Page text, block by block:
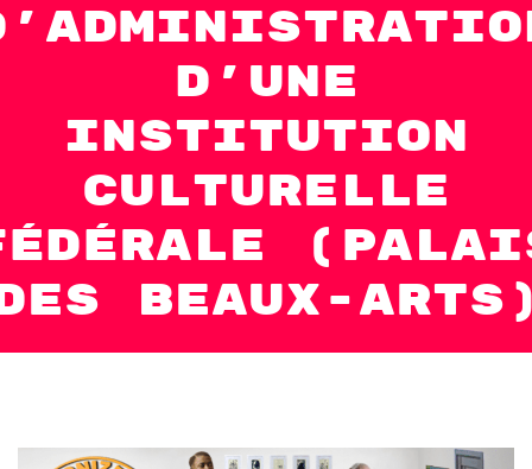
d’une
institution
culturelle
Beaux-